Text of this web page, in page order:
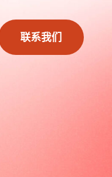
联系我们